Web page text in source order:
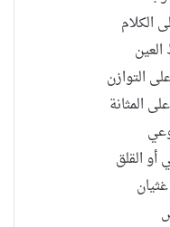
الكلام
التوازن
المثانة
أو القلق